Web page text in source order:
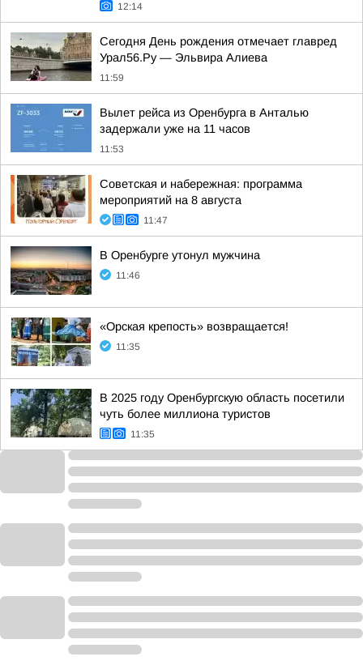
12:14
Сегодня День рождения отмечает главред
Урал56.Ру — Эльвира Алиева
11:59
Вылет рейса из Оренбурга в Анталью
задержали уже на 11 часов
11:53
Советская и набережная: программа
мероприятий на 8 августа
11:47
В Оренбурге утонул мужчина
11:46
«Орская крепость» возвращается!
11:35
В 2025 году Оренбургскую область посетили
чуть более миллиона туристов
11:35